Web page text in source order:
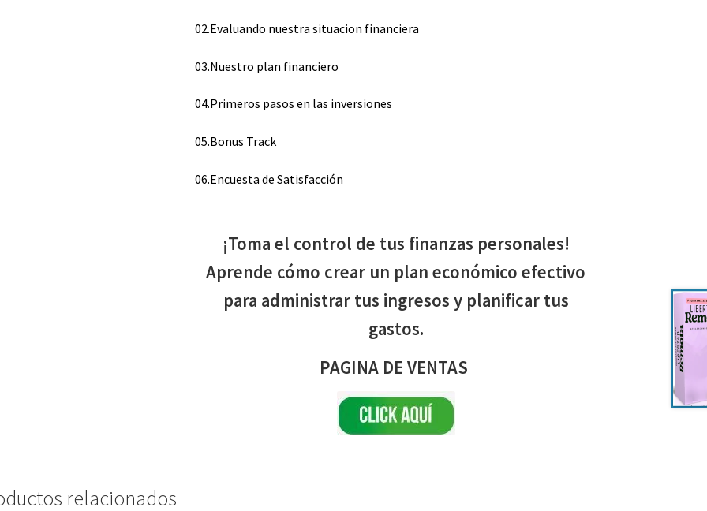
02.Evaluando nuestra situacion financiera
03.Nuestro plan financiero
04.Primeros pasos en las inversiones
05.Bonus Track
06.Encuesta de Satisfacción
¡Toma el control de tus finanzas personales!
Aprende cómo crear un plan económico efectivo
para administrar tus ingresos y planificar tus
gastos.
PAGINA DE VENTAS
relacionados